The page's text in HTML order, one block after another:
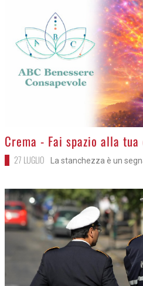
>
Crema - Fai spazio alla tua
27 LUGLIO La stanchezza è un